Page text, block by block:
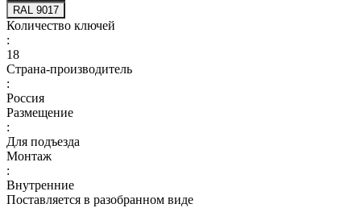
RAL 9017
Количество ключей
:
18
Страна-производитель
:
Россия
Размещение
:
Для подъезда
Монтаж
:
Внутренние
Поставляется в разобранном виде